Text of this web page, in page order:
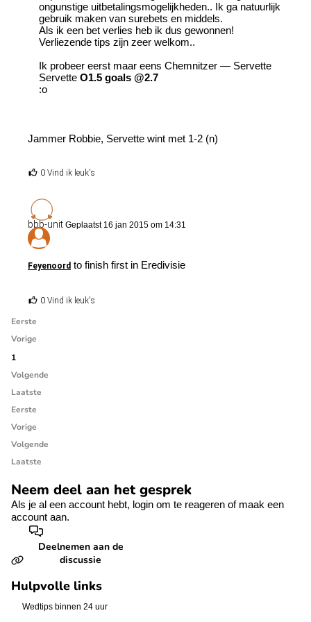
ongunstige uitbetalingsmogelijkheden.. Ik ga natuurlijk
gebruik maken van surebets en middels.
Als ik een bet verlies heb ik dus gewonnen!
Verliezende tips zijn zeer welkom..
Ik probeer eerst maar eens Chemnitzer — Servette
Servette O1.5 goals @2.7
:o
Jammer Robbie, Servette wint met 1-2 (n)
0 Vind ik leuk's
bbb-unit Geplaatst 16 jan 2015 om 14:31
Feyenoord to finish first in Eredivisie
0 Vind ik leuk's
Eerste
Vorige
1
Volgende
Laatste
Eerste
Vorige
Volgende
Laatste
Neem deel aan het gesprek
Als je al een account hebt, login om te reageren of maak een
account aan.
Deelnemen aan de
discussie
Hulpvolle links
Wedtips binnen 24 uur